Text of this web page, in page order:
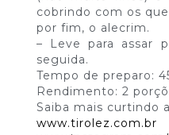
cobrindo com os
por fim, o alecrim.
– Leve para assar
seguida.
Tempo de preparo:
Rendimento: 2
Saiba mais curtindo
www.tirolez.com.br